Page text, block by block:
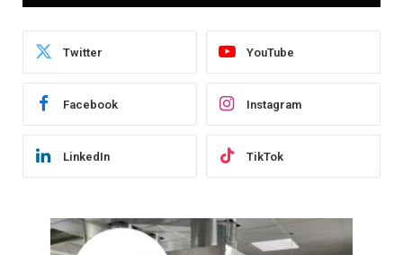
Twitter YouTube
Facebook Instagram
LinkedIn TikTok